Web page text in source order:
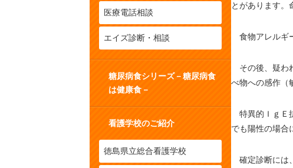
とがあります。
食物アレルギ
その後、疑わ
べ物への感作（
特異的ＩｇＥ
でも陽性の場合
確定診断には
医療電話相談
エイズ診断・相談
糖尿病食シリーズ－糖尿病食
は健康食－
看護学校のご紹介
徳島県立総合看護学校